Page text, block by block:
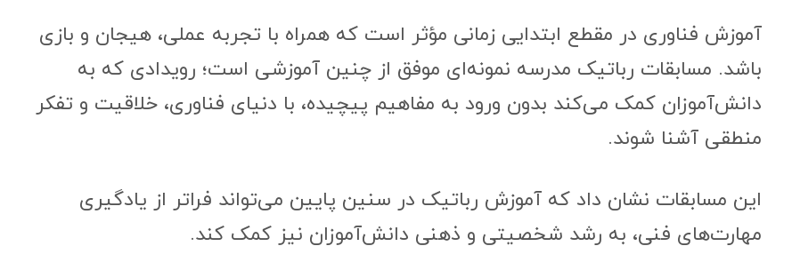
آموزش فناوری در مقطع ابتدایی زمانی مؤثر است که همراه با تجربه عملی، هیجان و بازی
باشد. مسابقات رباتیک مدرسه نمونه‌ای موفق از چنین آموزشی است؛ رویدادی که به
دانش‌آموزان کمک می‌کند بدون ورود به مفاهیم پیچیده، با دنیای فناوری، خلاقیت و تفکر
منطقی آشنا شوند.
این مسابقات نشان داد که آموزش رباتیک در سنین پایین می‌تواند فراتر از یادگیری
مهارت‌های فنی، به رشد شخصیتی و ذهنی دانش‌آموزان نیز کمک کند.